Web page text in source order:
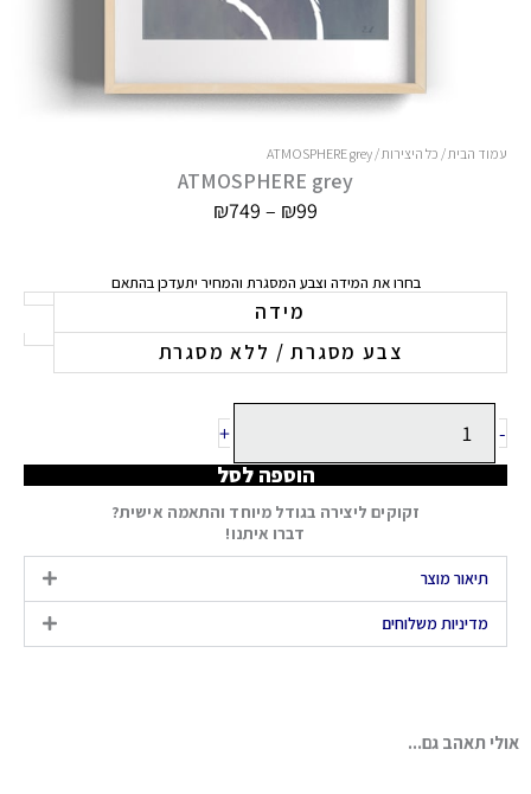
עמוד הבית / כל היצירות / ATMOSPHERE grey
ATMOSPHERE grey
₪99
–
₪749
בחרו את המידה וצבע המסגרת והמחיר יתעדכן בהתאם
מידה
צבע מסגרת / ללא מסגרת
-
של
+
הוספה לסל
זקוקים ליצירה בגודל מיוחד והתאמה אישית?
דברו איתנו!
תיאור מוצר
מדיניות משלוחים
אולי תאהב גם...